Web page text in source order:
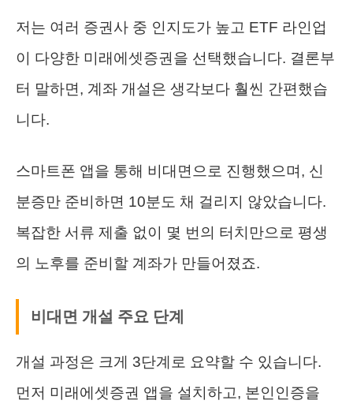
저는 여러 증권사 중 인지도가 높고 ETF 라인업
이 다양한 미래에셋증권을 선택했습니다. 결론부
터 말하면, 계좌 개설은 생각보다 훨씬 간편했습
니다.
스마트폰 앱을 통해 비대면으로 진행했으며, 신
분증만 준비하면 10분도 채 걸리지 않았습니다.
복잡한 서류 제출 없이 몇 번의 터치만으로 평생
의 노후를 준비할 계좌가 만들어졌죠.
비대면 개설 주요 단계
개설 과정은 크게 3단계로 요약할 수 있습니다.
먼저 미래에셋증권 앱을 설치하고, 본인인증을